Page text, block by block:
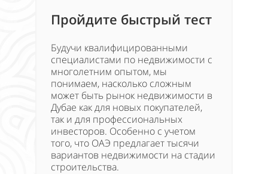
Пройдите быстрый тест
Будучи квалифицированными
специалистами по недвижимости с
многолетним опытом, мы
понимаем, насколько сложным
может быть рынок недвижимости в
Дубае как для новых покупателей,
так и для профессиональных
инвесторов. Особенно с учетом
того, что ОАЭ предлагает тысячи
вариантов недвижимости на стадии
строительства.